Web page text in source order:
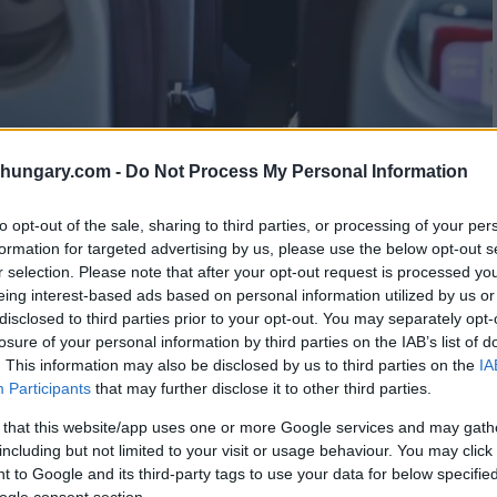
- Do Not Process My Personal Information
opt-out of the sale, sharing to third parties, or processing of your
for targeted advertising by us, please use the below opt-out
selection. Please note that after your opt-out request is processed
interest-based ads based on personal information utilized by us
to third parties prior to your opt-out. You may separately
of your personal information by third parties on the IAB’s list of
This information may also be disclosed by us to third parties on the
Participants that may further disclose it to other third parties.
that this website/app uses one or more Google services and may
but not limited to your visit or usage behaviour. You may
to Google and its third-party tags to use your data for below
keine unmittelbare Treibstoffknappheit, aber
Unsicherheit noch länger hoch bleiben.
in London, dass die Sorgen über eine
wird zwar nicht erwartet, aber die aktuelle
Treibstoffkosten müssen in der Regel